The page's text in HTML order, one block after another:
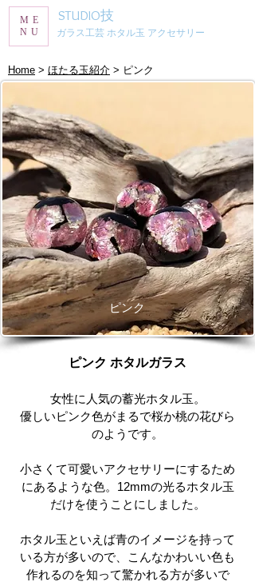
ME
NU
STUDIO技
ガラス工芸 ホタル玉 アクセサリー
​Home > ほたる玉紹介 > ピンク
ピンク
ピンク ホタルガラス
女性に人気の蓄光ホタル玉。​
優しいピンク色がまるで桜か桃の花びら
のようです。
小さくて可愛いアクセサリーにするため
にあるような色。12mmの光るホタル玉
だけを使うことにしました。
ホタル玉といえば青のイメージを持って
いる方が多いので、こんなかわいい色も
作れるのを知って驚かれる方が多いで